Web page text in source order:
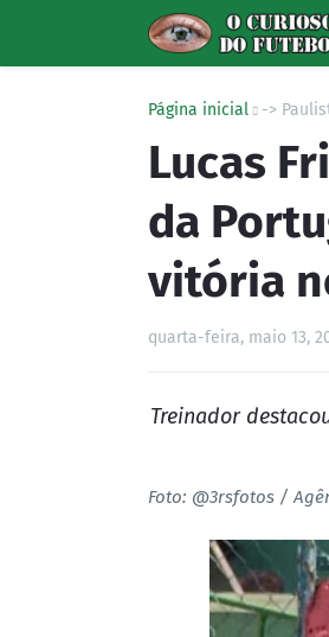
Página inicial ->
Lucas
da
vitória
quarta-feira, maio 13,
Treinador
Foto: @3rsfotos /